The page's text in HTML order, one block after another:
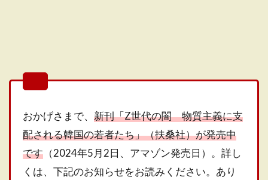
おかげさまで、 新刊「Z世代の闇 物質主義に支
配される韓国の若者たち」（扶桑社）が発売中
です （2024年5月2日、アマゾン発売日）。詳し
くは、下記のお知らせをお読みください。あり